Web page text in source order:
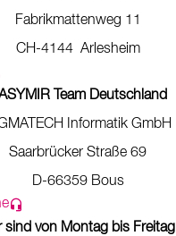
Fabrikmattenweg 11
CH-4144 Arlesheim
Team Deutschland
Informatik GmbH
Saarbrücker Straße 69
D-66359 Bous
sind von Montag bis Freitag